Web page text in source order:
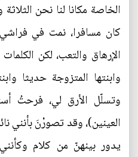
الخاصة مكانا لنا نحن
كان مسافرا، نمت في
الإرهاق والتعب، لكن
وابنتها المتزوجة حديثا
وتسلّل الأرق لي، فرحتُ
العينين)، وقد تصورْنَ بأنني
يدور بينهنّ من كلام